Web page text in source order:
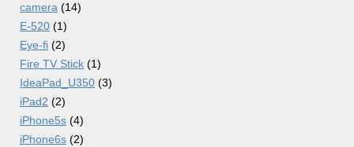
camera (14)
E-520 (1)
Eye-fi (2)
Fire TV Stick (1)
IdeaPad_U350 (3)
iPad2 (2)
iPhone5s (4)
iPhone6s (2)